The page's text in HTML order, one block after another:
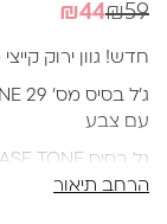
₪59
המחיר
₪59.
₪44
המחיר
₪44.
חדש! גוון ירוק
עם צבע
שמצריך לפניי שכבת
הרחב תיאור